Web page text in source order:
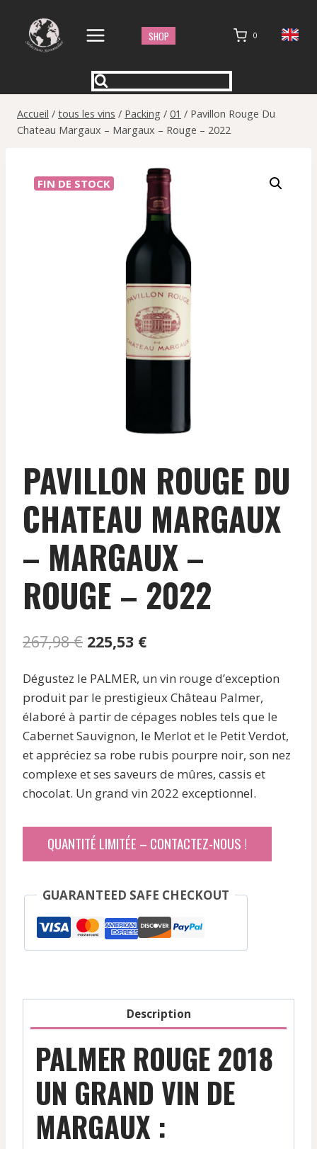
contenu
SHOP 0
Accueil / tous les vins / Packing / 01 / Pavillon Rouge Du
Chateau Margaux – Margaux – Rouge – 2022
FIN DE STOCK
PAVILLON ROUGE DU
CHATEAU MARGAUX
– MARGAUX –
ROUGE – 2022
267,98€ Le
initial
était :
267,98 €.
225,53 €Le
actuel
est :
225,53 €.
Dégustez le PALMER, un vin rouge d’exception
produit par le prestigieux Château Palmer,
élaboré à partir de cépages nobles tels que le
Cabernet Sauvignon, le Merlot et le Petit Verdot,
et appréciez sa robe rubis pourpre noir, son nez
complexe et ses saveurs de mûres, cassis et
chocolat. Un grand vin 2022 exceptionnel.
QUANTITÉ LIMITÉE – CONTACTEZ-NOUS !
GUARANTEED SAFE CHECKOUT
Description
PALMER ROUGE 2018
UN GRAND VIN DE
MARGAUX :